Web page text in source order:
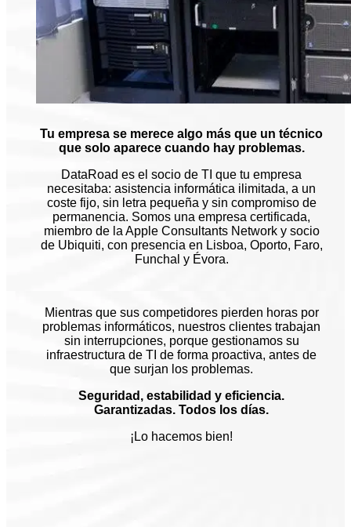
Tu empresa se merece algo más que un técnico
que solo aparece cuando hay problemas.
DataRoad es el socio de TI que tu empresa
necesitaba: asistencia informática ilimitada, a un
coste fijo, sin letra pequeña y sin compromiso de
permanencia. Somos una empresa certificada,
miembro de la Apple Consultants Network y socio
de Ubiquiti, con presencia en Lisboa, Oporto, Faro,
Funchal y Évora.
Mientras que sus competidores pierden horas por
problemas informáticos, nuestros clientes trabajan
sin interrupciones, porque gestionamos su
infraestructura de TI de forma proactiva, antes de
que surjan los problemas.
Seguridad, estabilidad y eficiencia.
Garantizadas. Todos los días.
¡Lo hacemos bien!